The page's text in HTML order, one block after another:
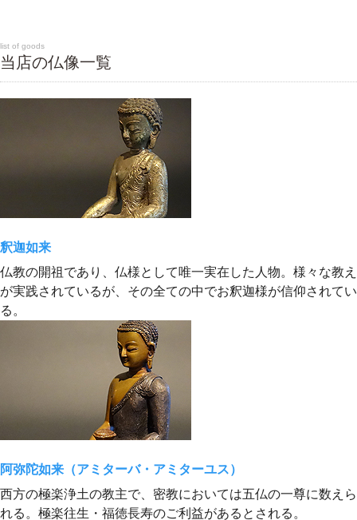
list of goods
当店の仏像一覧
釈迦如来
仏教の開祖であり、仏様として唯一実在した人物。様々な教え
が実践されているが、その全ての中でお釈迦様が信仰されてい
る。
阿弥陀如来（アミターバ・アミターユス）
西方の極楽浄土の教主で、密教においては五仏の一尊に数えら
れる。極楽往生・福徳長寿のご利益があるとされる。